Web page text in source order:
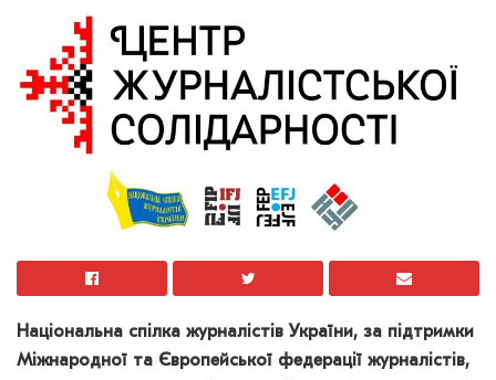
Національна спілка журналістів України, за підтримки
Міжнародної та Європейської федерації журналістів,